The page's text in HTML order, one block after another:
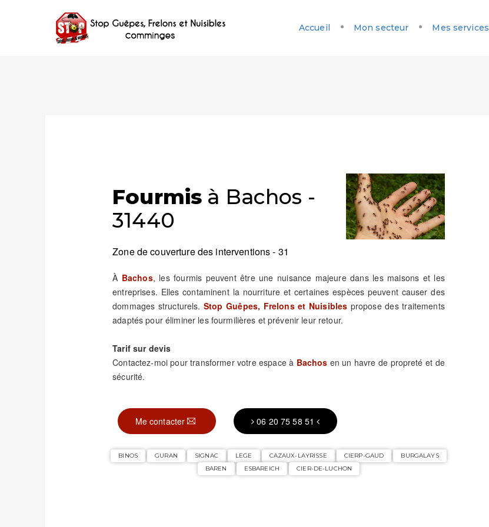
Accueil Mon secteur Mes services
Fourmis à Bachos -
31440
Zone de couverture des interventions - 31
À Bachos, les fourmis peuvent être une nuisance majeure dans les maisons et les
entreprises. Elles contaminent la nourriture et certaines espèces peuvent causer des
dommages structurels.Stop Guêpes, Frelons et Nuisibles propose des traitements
adaptés pour éliminer les fourmilières et prévenir leur retour.
Tarif sur devis
Contactez-moi pour transformer votre espace à Bachos en un havre de propreté et de
sécurité.
Me contacter 06 20 75 58 51
BINOS GURAN SIGNAC LEGE CAZAUX-LAYRISSE CIERP-GAUD
BURGALAYS
BAREN
ESBAREICH CIER-DE-LUCHON